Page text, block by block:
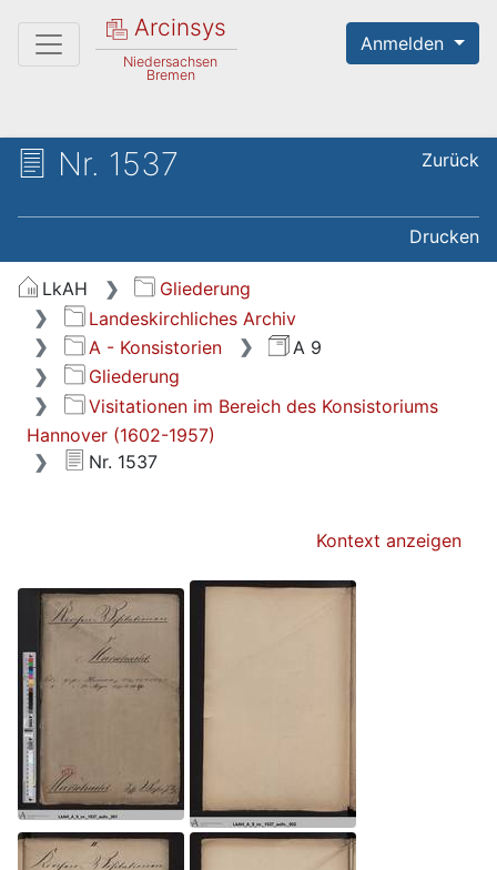
Arcinsys
Niedersachsen
Bremen
Anmelden
Nr. 1537 Zurück
Drucken
LkAH
Gliederung
Landeskirchliches Archiv
A - Konsistorien
A 9
Gliederung
Visitationen im Bereich des Konsistoriums
Hannover (1602-1957)
Nr. 1537
Kontext anzeigen